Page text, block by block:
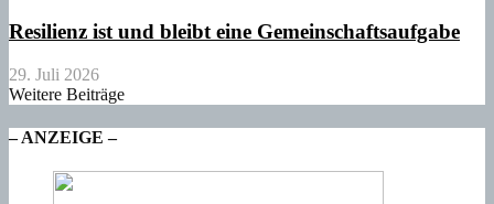
Resilienz ist und bleibt eine Gemeinschaftsaufgabe
29. Juli 2026
Weitere Beiträge
– ANZEIGE –